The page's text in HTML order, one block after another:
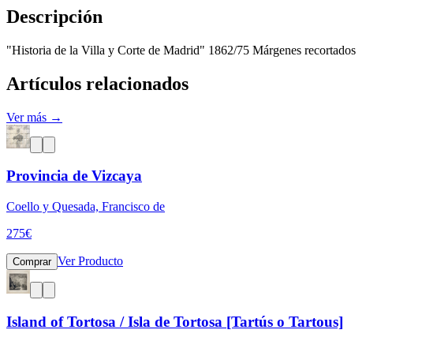
Descripción
"Historia de la Villa y Corte de Madrid" 1862/75 Márgenes recortados
Artículos relacionados
Ver más →
Provincia de Vizcaya
Coello y Quesada, Francisco de
275€
Comprar Ver Producto
Island of Tortosa / Isla de Tortosa [Tartús o Tartous]